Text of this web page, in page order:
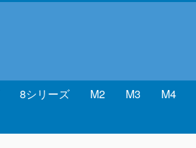
8シリーズ M2 M3 M4